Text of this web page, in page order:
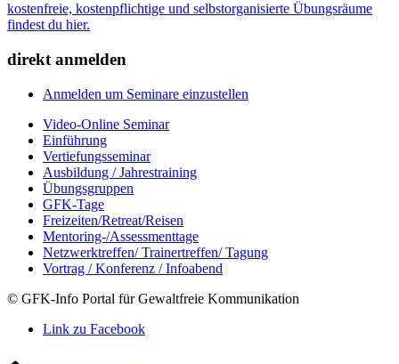
kostenfreie, kostenpflichtige und selbstorganisierte Übungsräume
findest du hier.
direkt anmelden
Anmelden um Seminare einzustellen
Video-Online Seminar
Einführung
Vertiefungsseminar
Ausbildung / Jahrestraining
Übungsgruppen
GFK-Tage
Freizeiten/Retreat/Reisen
Mentoring-/Assessmenttage
Netzwerktreffen/ Trainertreffen/ Tagung
Vortrag / Konferenz / Infoabend
© GFK-Info Portal für Gewaltfreie Kommunikation
Link zu Facebook